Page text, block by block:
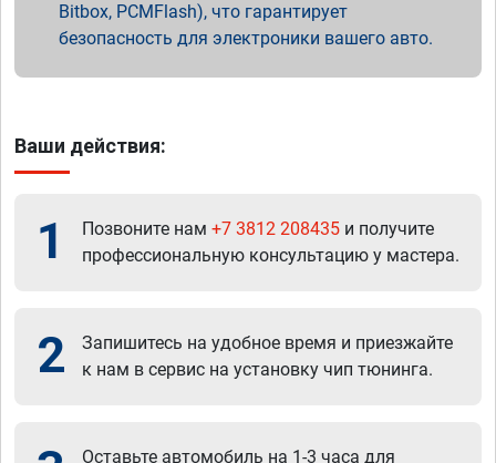
Bitbox, PCMFlash), что гарантирует
безопасность для электроники вашего авто.
Ваши действия:
1 Позвоните нам +7 3812 208435 и получите
профессиональную консультацию у мастера.
2
Запишитесь на удобное время и приезжайте
к нам в сервис на установку чип тюнинга.
Оставьте автомобиль на 1-3 часа для